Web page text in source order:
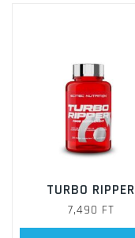
TURBO RIPPER
7,490 FT